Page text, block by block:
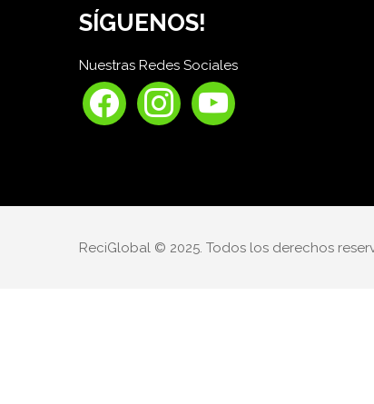
SÍGUENOS!
Nuestras Redes Sociales
facebookinstagramyoutube
ReciGlobal © 2025. Todos los derechos